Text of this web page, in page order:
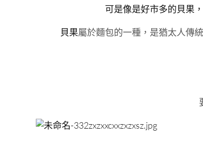
可是像是好市多的貝果
貝果屬於麵包的一種，是猶太人傳